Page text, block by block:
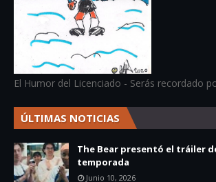
El Humor del Licenciado - Serás recordado
ÚLTIMAS NOTICIAS
The Bear presentó el tráiler
temporada
Junio 10, 2026